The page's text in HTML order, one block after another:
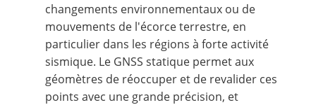
changements environnementaux ou de
mouvements de l'écorce terrestre, en
particulier dans les régions à forte activité
sismique. Le GNSS statique permet aux
géomètres de réoccuper et de revalider ces
points avec une grande précision, et